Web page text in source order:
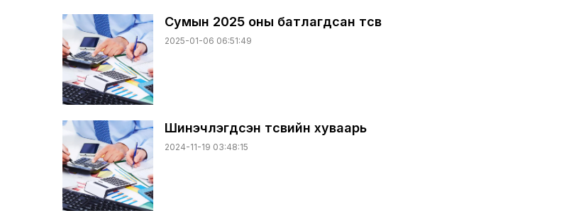
Сумын 2025 оны батлагдсан төсөв
2025-01-06 06:51:49
Шинэчлэгдсэн төсвийн хуваарь
2024-11-19 03:48:15